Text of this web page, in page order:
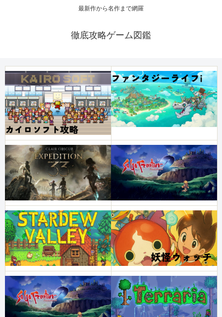
最新作から名作まで網羅
徹底攻略ゲーム図鑑